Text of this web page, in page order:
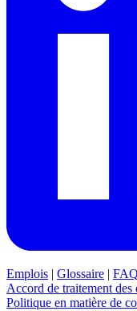
Emplois | Glossaire | FAQ
Accord de traitement des
Politique en matière de